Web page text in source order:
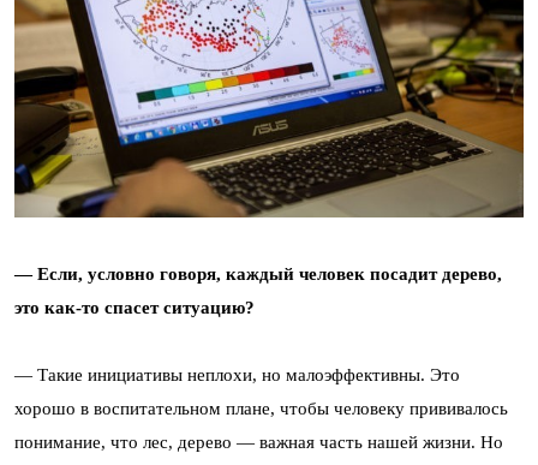
— Если, условно говоря, каждый человек посадит дерево,
это как-то спасет ситуацию?
— Такие инициативы неплохи, но малоэффективны. Это
хорошо в воспитательном плане, чтобы человеку прививалось
понимание, что лес, дерево — важная часть нашей жизни. Но